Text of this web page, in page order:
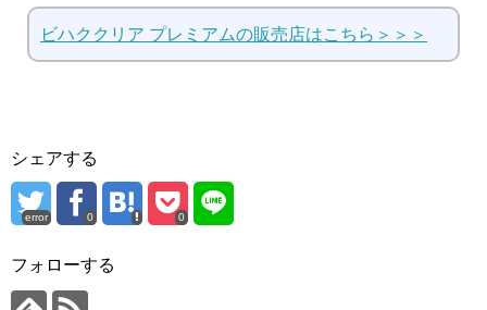
ビハククリア プレミアムの販売店はこちら＞＞＞
シェアする
error 0 0
フォローする